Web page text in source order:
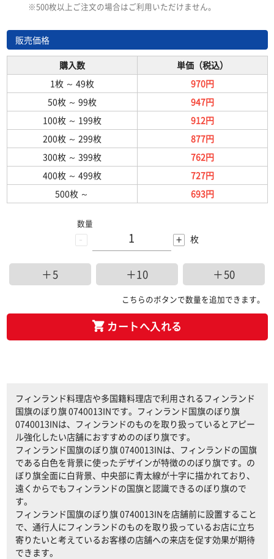
※500枚以上ご注文の場合はご利用いただけません。
販売価格
購入数
単価（税込）
1枚 ～ 49枚
970円
50枚 ～ 99枚
947円
100枚 ～ 199枚
912円
200枚 ～ 299枚
877円
300枚 ～ 399枚
762円
400枚 ～ 499枚
727円
500枚 ～ 693円
-
数量
+ 枚
＋5 ＋10 ＋50
こちらのボタンで数量を追加できます。
カートへ入れる
フィンランド料理店や多国籍料理店で利用されるフィンランド
国旗のぼり旗 0740013INです。フィンランド国旗のぼり旗
0740013INは、フィンランドのものを取り扱っているとアピー
ル強化したい店舗におすすめののぼり旗です。
フィンランド国旗のぼり旗 0740013INは、フィンランドの国旗
である白色を背景に使ったデザインが特徴ののぼり旗です。の
ぼり旗全面に白背景、中央部に青太線が十字に描かれており、
遠くからでもフィンランドの国旗と認識できるのぼり旗ので
す。
フィンランド国旗のぼり旗 0740013INを店舗前に設置すること
で、通行人にフィンランドのものを取り扱っているお店に立ち
寄りたいと考えているお客様の店舗への来店を促す効果が期待
できます。